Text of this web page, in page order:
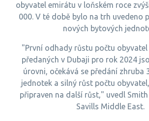
obyvatel emirátu v loňském roce
000. V té době bylo na trh uvedeno
nových bytových
"První odhady růstu počtu
předaných v Dubaji pro rok 2024
úrovni, očekává se předání zhruba
jednotek a silný růst počtu
připraven na další růst," uvedl
Savills Middle East.